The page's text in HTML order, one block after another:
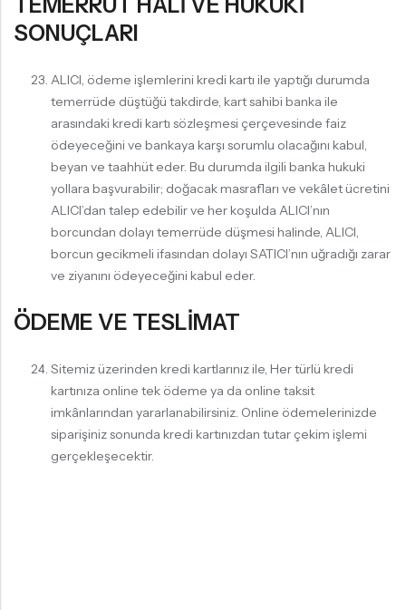
SONUÇLARI
ALICI, ödeme işlemlerini kredi kartı ile yaptığı durumda
temerrüde düştüğü takdirde, kart sahibi banka ile
arasındaki kredi kartı sözleşmesi çerçevesinde faiz
ödeyeceğini ve bankaya karşı sorumlu olacağını kabul,
beyan ve taahhüt eder. Bu durumda ilgili banka hukuki
yollara başvurabilir; doğacak masrafları ve vekâlet ücretini
ALICI’dan talep edebilir ve her koşulda ALICI’nın
borcundan dolayı temerrüde düşmesi halinde, ALICI,
borcun gecikmeli ifasından dolayı SATICI’nın uğradığı zarar
ve ziyanını ödeyeceğini kabul eder.
ÖDEME VE TESLİMAT
Sitemiz üzerinden kredi kartlarınız ile, Her türlü kredi
kartınıza online tek ödeme ya da online taksit
imkânlarından yararlanabilirsiniz. Online ödemelerinizde
siparişiniz sonunda kredi kartınızdan tutar çekim işlemi
gerçekleşecektir.